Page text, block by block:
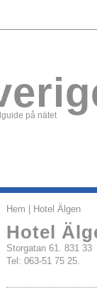
på nätet
Hem | Hotel Älgen
Hotel
Storgatan 61. 831 33
Tel: 063-51 75 25.